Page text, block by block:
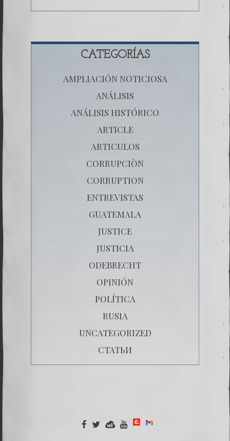
CATEGORÍAS
AMPLIACIÓN NOTICIOSA
ANÁLISIS
ANÁLISIS HISTÓRICO
ARTICLE
ARTICULOS
CORRUPCIÒN
CORRUPTION
ENTREVISTAS
GUATEMALA
JUSTICE
JUSTICIA
ODEBRECHT
OPINIÓN
POLÍTICA
RUSIA
UNCATEGORIZED
СТАТЬИ